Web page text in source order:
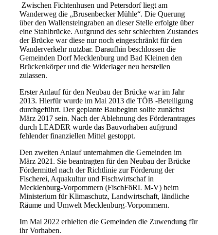
Zwischen Fichtenhusen und Petersdorf liegt am
Wanderweg die „Brusenbecker Mühle“. Die Querung
über den Wallensteingraben an dieser Stelle erfolgte über
eine Stahlbrücke. Aufgrund des sehr schlechten Zustandes
der Brücke war diese nur noch eingeschränkt für den
Wanderverkehr nutzbar. Daraufhin beschlossen die
Gemeinden Dorf Mecklenburg und Bad Kleinen den
Brückenkörper und die Widerlager neu herstellen
zulassen.
Erster Anlauf für den Neubau der Brücke war im Jahr
2013. Hierfür wurde im Mai 2013 die TÖB -Beteiligung
durchgeführt. Der geplante Baubeginn sollte zunächst
März 2017 sein. Nach der Ablehnung des Förderantrages
durch LEADER wurde das Bauvorhaben aufgrund
fehlender finanziellen Mittel gestoppt.
Den zweiten Anlauf unternahmen die Gemeinden im
März 2021. Sie beantragten für den Neubau der Brücke
Fördermittel nach der Richtlinie zur Förderung der
Fischerei, Aquakultur und Fischwirtschaf in
Mecklenburg-Vorpommern (FischFöRL M-V) beim
Ministerium für Klimaschutz, Landwirtschaft, ländliche
Räume und Umwelt Mecklenburg-Vorpommern.
Im Mai 2022 erhielten die Gemeinden die Zuwendung für
ihr Vorhaben.